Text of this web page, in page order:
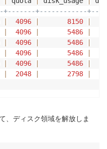
+-------+------------
4096 8150
4096 5486
4096 5486
4096 5486
4096 5486
2048 2798
、ディスク領域を解放しま